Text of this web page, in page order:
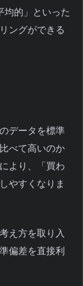
均的」といった
ングができる
データを標準
べて高いのか
より、「買わ
やすくなりま
え方を取り入
偏差を直接利